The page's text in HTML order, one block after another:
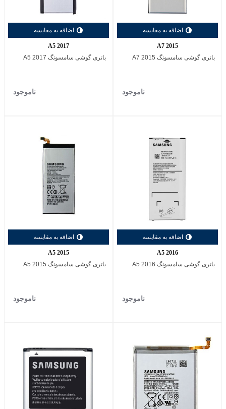
اضافه به مقایسه
A7 2015
باتری گوشی سامسونگ A7 2015
ناموجود
اضافه به مقایسه
A5 2017
باتری گوشی سامسونگ A5 2017
ناموجود
اضافه به مقایسه
A5 2016
باتری گوشی سامسونگ A5 2016
ناموجود
اضافه به مقایسه
A5 2015
باتری گوشی سامسونگ A5 2015
ناموجود